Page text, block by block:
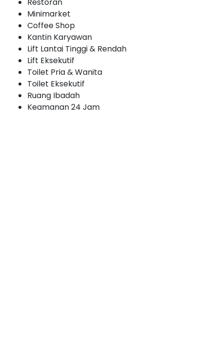
Minimarket
Coffee Shop
Kantin Karyawan
Lift Lantai Tinggi & Rendah
Lift Eksekutif
Toilet Pria & Wanita
Toilet Eksekutif
Ruang Ibadah
Keamanan 24 Jam